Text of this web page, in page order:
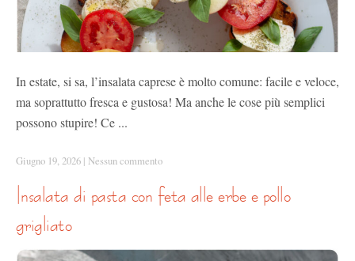
In estate, si sa, l’insalata caprese è molto comune: facile e veloce,
ma soprattutto fresca e gustosa! Ma anche le cose più semplici
possono stupire! Ce ...
Giugno 19, 2026 | Nessun commento
grigliato